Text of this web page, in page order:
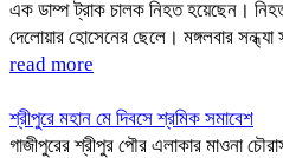
এক ডাম্প ট্রাক চালক নিহত হয়েছেন। নিহত
দেলোয়ার হোসেনের ছেলে। মঙ্গলবার সন্ধ্যা
read more
শ্রীপুরে মহান মে দিবসে শ্রমিক সমাবেশ
গাজীপুরের শ্রীপুর পৌর এলাকার মাওনা